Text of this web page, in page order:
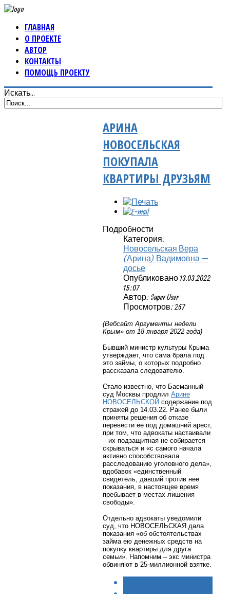
ГЛАВНАЯ
О ПРОЕКТЕ
АВТОР
КОНТАКТЫ
ПОМОЩЬ ПРОЕКТУ
Искать...
АРИНА
НОВОСЕЛЬСКАЯ
ПОКУПАЛА
КВАРТИРЫ ДРУЗЬЯМ
Подробности
Категория:
Новосельская Вера
(Арина) Вадимовна —
досье
Опубликовано 13.03.2022
15:07
Автор: Super User
Просмотров: 267
(Вебсайт Аргументы недели
Крым» от 18 января 2022 года)
Бывший министр культуры Крыма
утверждает, что сама брала под
это займы, о которых подробно
рассказала следователю.
Стало известно, что Басманный
суд Москвы продлил Арине
НОВОСЕЛЬСКОЙ содержание под
стражей до 14.03.22. Ранее были
приняты решения об отказе
перевести ее под домашний арест,
при том, что адвокаты настаивали
– их подзащитная не собирается
скрываться и «с самого начала
активно способствовала
расследованию уголовного дела»,
вдобавок «единственный
свидетель, давший против нее
показания, в настоящее время
пребывает в местах лишения
свободы».
Отдельно адвокаты уведомили
суд, что НОВОСЕЛЬСКАЯ дала
показания «об обстоятельствах
займа ею денежных средств на
покупку квартиры для друга
семьи». Напомним – экс министра
обвиняют в 25-миллионной взятке.